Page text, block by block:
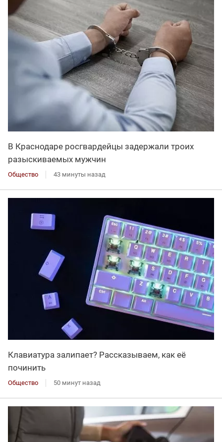
В Краснодаре росгвардейцы задержали троих
разыскиваемых мужчин
Общество 43 минуты назад
Клавиатура залипает? Рассказываем, как её
починить
Общество 50 минут назад